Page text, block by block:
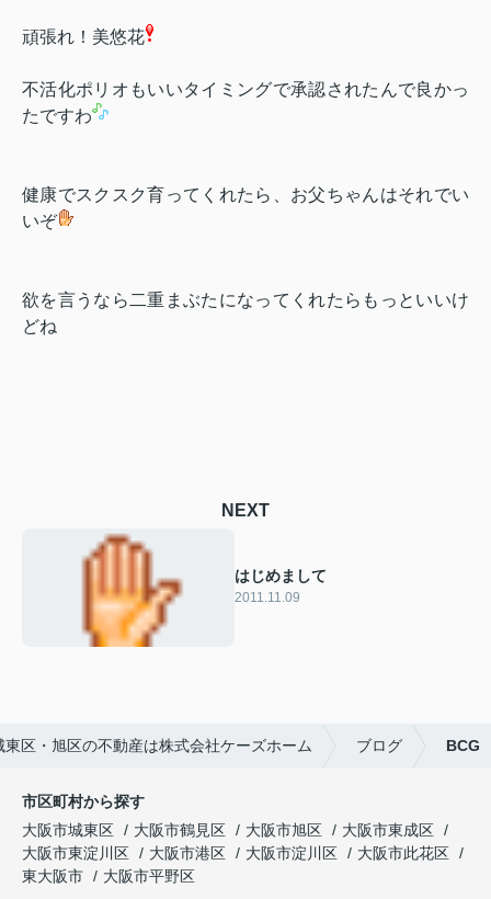
頑張れ！美悠花
不活化ポリオもいいタイミングで承認されたんで良かっ
たですわ
健康でスクスク育ってくれたら、お父ちゃんはそれでい
いぞ
欲を言うなら二重まぶたになってくれたらもっといいけ
どね
NEXT
はじめまして
2011.11.09
東区・旭区の不動産は株式会社ケーズホーム ブログ BCG
市区町村から探す
大阪市城東区
大阪市鶴見区 大阪市旭区
大阪市東成区
大阪市東淀川区
大阪市港区 大阪市淀川区
大阪市此花区
東大阪市
大阪市平野区